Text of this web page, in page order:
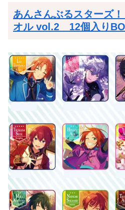
あんさんぶるスターズ
オル vol.2 12個入り